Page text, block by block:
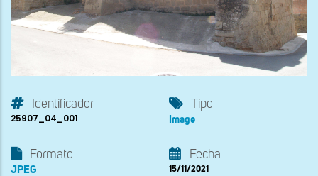
Identificador
25907_04_001
Tipo
Image
Formato
JPEG
Fecha
15/11/2021